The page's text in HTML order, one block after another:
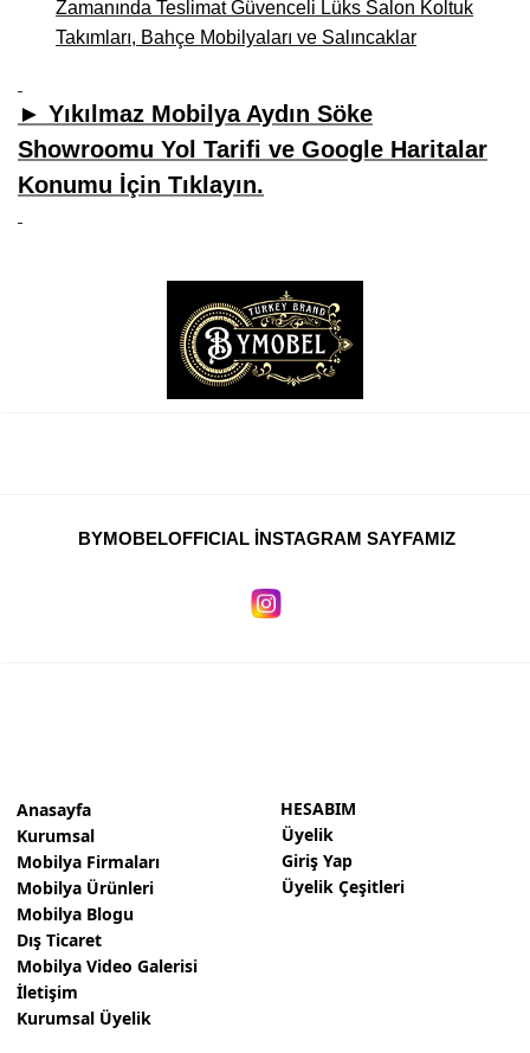
Zamanında Teslimat Güvenceli Lüks Salon Koltuk
Takımları, Bahçe Mobilyaları ve Salıncaklar
► Yıkılmaz Mobilya Aydın Söke
Showroomu Yol Tarifi ve Google Haritalar
Konumu İçin Tıklayın.
BYMOBELOFFICIAL İNSTAGRAM SAYFAMIZ
Anasayfa
Kurumsal
Mobilya Firmaları
Mobilya Ürünleri
Mobilya Blogu
Dış Ticaret
Mobilya Video Galerisi
İletişim
Kurumsal Üyelik
HESABIM
Üyelik
Giriş Yap
Üyelik Çeşitleri